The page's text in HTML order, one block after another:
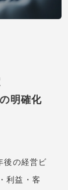
明確化
後の経営ビ
利益・客